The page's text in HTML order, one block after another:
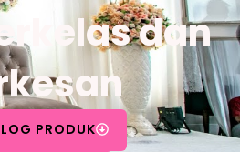
dan
PRODUK